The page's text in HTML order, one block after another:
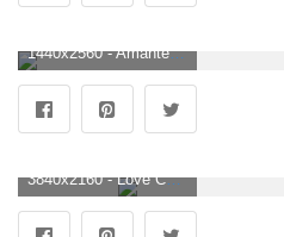
1440x2560 - Amantes del papel pintado, Sueño, Pareja, Estrellas, Luna, Amor, # 210. Imágen de parejas.
3840x2160 - Love Couple Wallpapers (64+ imágenes). Fondo de pantalla 4K Ultra HD de parejas.